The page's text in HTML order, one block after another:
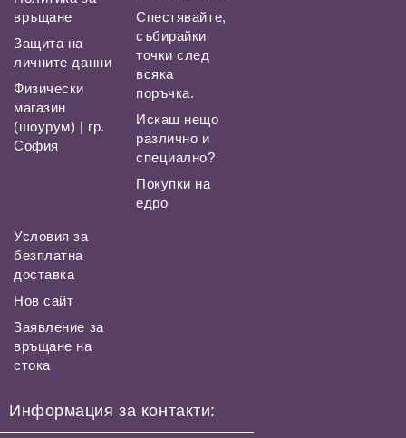
връщане
Защита на
личните данни
Физически
магазин
(шоурум) | гр.
София
Спестявайте,
събирайки
точки след
всяка
поръчка.
Искаш нещо
различно и
специално?
Покупки на
едро
Условия за
безплатна
доставка
Нов сайт
Заявление за
връщане на
стока
Информация за контакти: